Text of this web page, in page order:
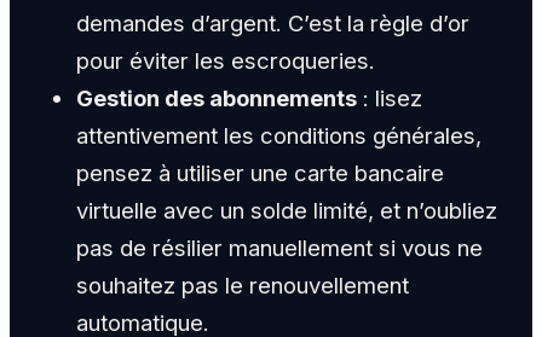
demandes d’argent. C’est la règle d’or
pour éviter les escroqueries.
Gestion des abonnements : lisez
attentivement les conditions générales,
pensez à utiliser une carte bancaire
virtuelle avec un solde limité, et n’oubliez
pas de résilier manuellement si vous ne
souhaitez pas le renouvellement
automatique.